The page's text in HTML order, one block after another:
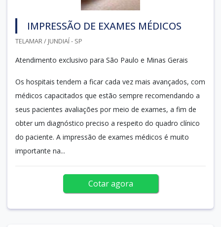
IMPRESSÃO DE EXAMES MÉDICOS
TELAMAR / JUNDIAÍ - SP
Atendimento exclusivo para São Paulo e Minas Gerais
Os hospitais tendem a ficar cada vez mais avançados, com
médicos capacitados que estão sempre recomendando a
seus pacientes avaliações por meio de exames, a fim de
obter um diagnóstico preciso a respeito do quadro clínico
do paciente. A impressão de exames médicos é muito
importante na...
Cotar agora